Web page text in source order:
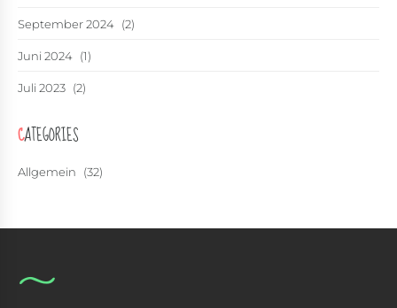
September 2024 (2)
Juni 2024 (1)
Juli 2023 (2)
CATEGORIES
Allgemein (32)